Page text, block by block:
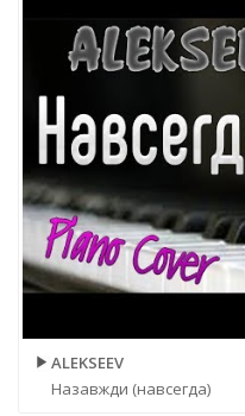
ALEKSEEV
Назавжди (навсегда)